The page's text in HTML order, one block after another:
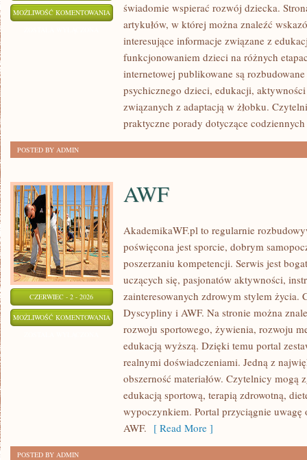
MOŻLIWOŚĆ KOMENTOWANIA ROZWÓJ
DZIECKA
świadomie wspierać rozwój dziecka.
artykułów, w której można znaleźć
interesujące informacje związane z
funkcjonowaniem dzieci na różnych
internetowej publikowane są
psychicznego dzieci, edukacji,
związanych z adaptacją w żłobku.
praktyczne porady dotyczące
POSTED BY ADMIN
CZERWIEC - 2 - 2026
MOŻLIWOŚĆ KOMENTOWANIA AWF
AWF
AkademikaWF.pl to regularnie
poświęcona jest sporcie, dobrym
poszerzaniu kompetencji. Serwis jest
uczących się, pasjonatów aktywności,
zainteresowanych zdrowym stylem życia.
Dyscypliny i AWF. Na stronie można
rozwoju sportowego, żywienia, rozwoju
edukacją wyższą. Dzięki temu portal
realnymi doświadczeniami. Jedną z
obszerność materiałów. Czytelnicy mogą
edukacją sportową, terapią zdrowotną,
wypoczynkiem. Portal przyciągnie uwagę
AWF. [ Read More ]
POSTED BY ADMIN